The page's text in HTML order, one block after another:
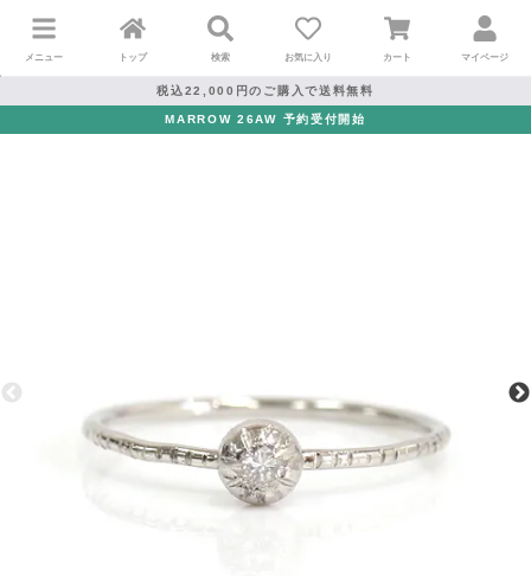
メニュー トップ 検索 お気に入り カート マイページ
税込22,000円のご購入で送料無料
MARROW 26AW 予約受付開始